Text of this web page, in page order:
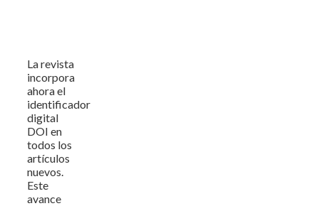
La revista
incorpora
ahora el
identificador
digital
DOI en
todos los
artículos
nuevos.
Este
avance